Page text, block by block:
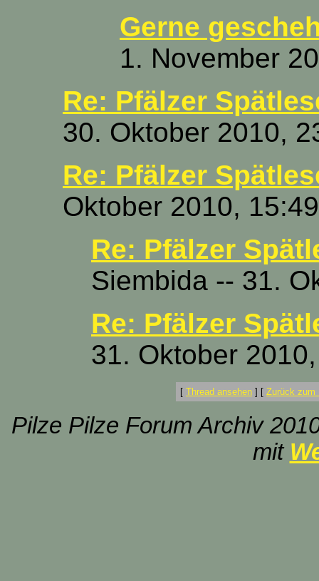
Gerne
1. November
Re: Pfälzer
30. Oktober 2010,
Re: Pfälzer
Oktober 2010,
Re: Pfälzer
Siembida -- 31.
Re: Pfälzer
31. Oktober
[ Thread ansehen ] [ Zurück zum
Pilze Pilze Forum Archiv
mit